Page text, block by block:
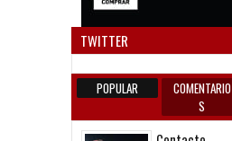
TWITTER
POPULAR
COMENTARIO
S